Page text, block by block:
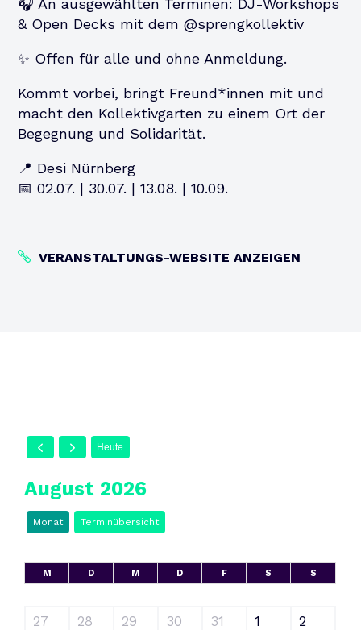
& Open Decks mit dem @sprengkollektiv
✨ Offen für alle und ohne Anmeldung.
Kommt vorbei, bringt Freund*innen mit und
macht den Kollektivgarten zu einem Ort der
Begegnung und Solidarität.
📍 Desi Nürnberg
📅 02.07. | 30.07. | 13.08. | 10.09.
VERANSTALTUNGS-WEBSITE ANZEIGEN
Heute
August 2026
Monat Terminübersicht
M D M D F S S
27 28 29 30 31 1 2